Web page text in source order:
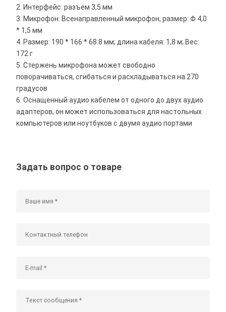
2. Интерфейс: разъем 3,5 мм
3. Микрофон: Всенаправленный микрофон, размер: Φ 4,0
* 1,5 мм
4. Размер: 190 * 166 * 68.8 мм; длина кабеля: 1,8 м; Вес:
172 г
5. Стержень микрофона может свободно
поворачиваться, сгибаться и раскладываться на 270
градусов
6. Оснащенный аудио кабелем от одного до двух аудио
адаптеров, он может использоваться для настольных
компьютеров или ноутбуков с двумя аудио портами
Задать вопрос о товаре